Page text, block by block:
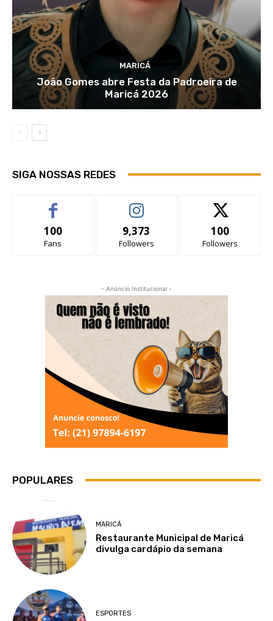
MARICÁ
João Gomes abre Festa da Padroeira de
Maricá 2026
SIGA NOSSAS REDES
100
Fans
9,373
Followers
100
Followers
- Anúncio Institucional -
POPULARES
MARICÁ
Restaurante Municipal de Maricá
divulga cardápio da semana
ESPORTES